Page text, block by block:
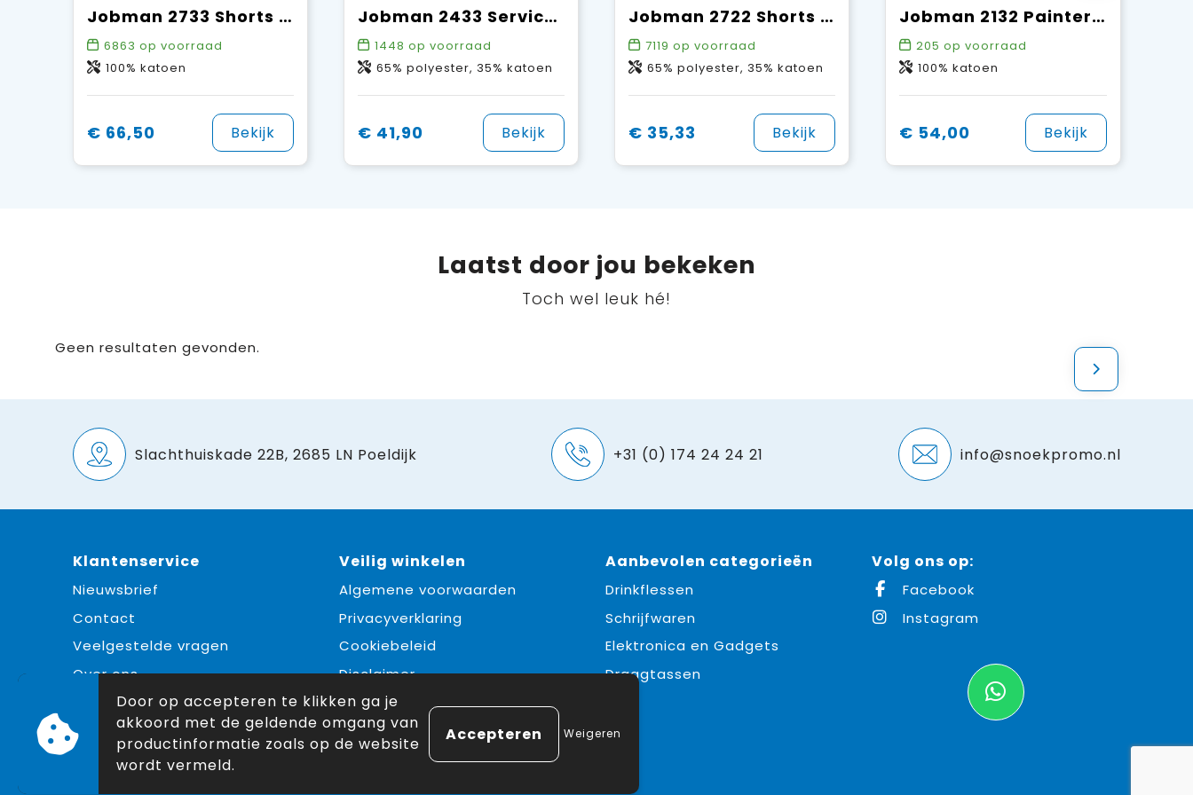
Jobman 2733 Shorts Cotton HP
6863 op voorraad
100% katoen
€ 66,50 Bekijk
Jobman 2433 Service Shorts
1448 op voorraad
65% polyester, 35% katoen
€ 41,90 Bekijk
Jobman 2722 Shorts HP
7119 op voorraad
65% polyester, 35% katoen
€ 35,33 Bekijk
Jobman 2132 Painters' Shorts
205 op voorraad
100% katoen
€ 54,00 Bekijk
Laatst door jou bekeken
Toch wel leuk hé!
Geen resultaten gevonden.
Slachthuiskade 22B, 2685 LN Poeldijk +31 (0) 174 24 24 21 info@snoekpromo.nl
Klantenservice
Nieuwsbrief
Contact
Veelgestelde vragen
Over ons
Veilig winkelen
Algemene voorwaarden
Privacyverklaring
Cookiebeleid
Disclaimer
Aanbevolen categorieën
Drinkflessen
Schrijfwaren
Elektronica en Gadgets
Draagtassen
Volg ons op:
Facebook
Instagram
© Copyright Snoekpromo 2026
Door op accepteren te klikken ga je
akkoord met de geldende omgang van
productinformatie zoals op de website
wordt vermeld.
Weigeren